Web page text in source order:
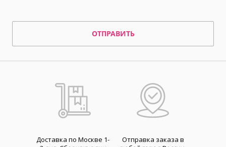
ОТПРАВИТЬ
Доставка по Москве 1-
Отправка заказа в